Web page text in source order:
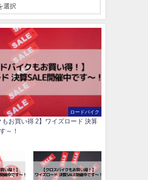
ロードバイク
もお買い得 2】ワイズロード 決算
～！